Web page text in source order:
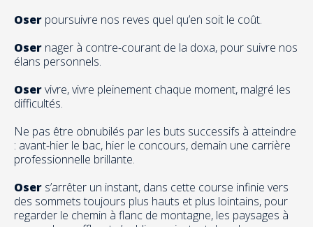
Oser poursuivre nos reves quel qu’en soit le coût.
Oser nager à contre-courant de la doxa, pour suivre nos
élans personnels.
Oservivre, vivre pleinement chaque moment, malgré les
difficultés.
Ne pas être obnubilés par les buts successifs à atteindre
: avant-hier le bac, hier le concours, demain une carrière
professionnelle brillante.
Oser s’arrêter un instant, dans cette course infinie vers
des sommets toujours plus hauts et plus lointains, pour
regarder le chemin à flanc de montagne, les paysages à